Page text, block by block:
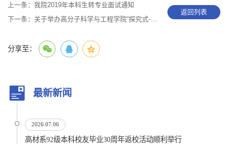
上一条： 我院2019年本科生转专业面试通知
下一条： 关于举办高分子科学与工程学院“探究式-小班化”教学竞赛的通知
返回列表
分享至：
最新新闻
2026.07.06
高材系92级本科校友毕业30周年返校活动顺利举行